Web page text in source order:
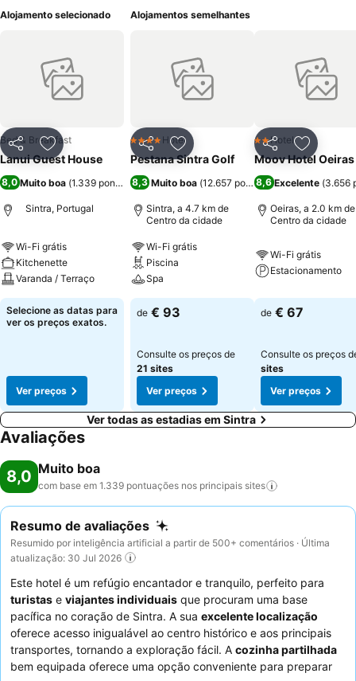
acesso wi-fi em toda a propriedade. Há uma cozinha à disposição
Alojamento selecionado
PartilharAdicionar aos favoritos
Bed & Breakfast
Lanui Guest House
8,0 Muito boa (1.339 pontuações)
Sintra, Portugal
Wi-Fi grátis
Kitchenette
Varanda / Terraço
Selecione as datas para
ver os preços exatos.
Ver preços
Alojamentos semelhantes
PartilharAdicionar aos favoritos
4 EstrelasHotel
Pestana Sintra Golf
8,3 Muito boa (12.657 pontuações)
Sintra, a 4.7 km de
Centro da cidade
Wi-Fi grátis
Piscina
Spa
de € 93
Consulte os preços de
21 sites
Ver preços
Partilhar
2 Estrelas
Hotel
Moov Hotel Oeiras
8,6 Excelente (3.656
Oeiras, a 2.0 km de
Centro da cidade
Wi-Fi grátis
Estacionamento
de € 67
Consulte os preços
sites
Ver preços
Ver todas as estadias em Sintra
Avaliações
8,0 Muito boa
com base em 1.339 pontuações nos principais sites
Resumo de avaliações
Resumido por inteligência artificial a partir de 500+ comentários · Última
atualização: 30 Jul 2026
Este hotel é um refúgio encantador e tranquilo, perfeito para
turistas e viajantes individuais que procuram uma base
pacífica no coração de Sintra. A sua excelente localização
oferece acesso inigualável ao centro histórico e aos principais
transportes, tornando a exploração fácil. A cozinha partilhada
bem equipada oferece uma opção conveniente para preparar